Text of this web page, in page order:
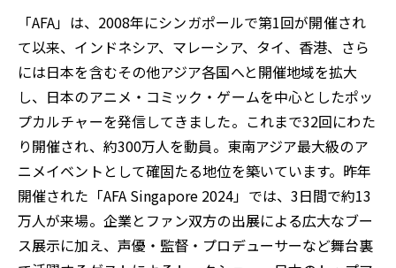
「AFA」は、2008年にシンガポールで第1回が開催され
て以来、インドネシア、マレーシア、タイ、香港、さら
には日本を含むその他アジア各国へと開催地域を拡大
し、日本のアニメ・コミック・ゲームを中心としたポッ
プカルチャーを発信してきました。これまで32回にわた
り開催され、約300万人を動員。東南アジア最大級のア
ニメイベントとして確固たる地位を築いています。昨年
開催された「AFA Singapore 2024」では、3日間で約13
万人が来場。企業とファン双方の出展による広大なブー
ス展示に加え、声優・監督・プロデューサーなど舞台裏